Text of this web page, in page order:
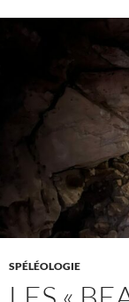
SPÉLÉOLOGIE